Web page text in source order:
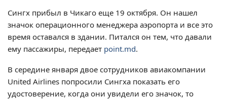
Сингх прибыл в Чикаго еще 19 октября. Он нашел
значок операционного менеджера аэропорта и все это
время оставался в здании. Питался он тем, что давали
ему пассажиры, передает point.md.
В середине января двое сотрудников авиакомпании
United Airlines попросили Сингха показать его
удостоверение, когда они увидели его значок, то